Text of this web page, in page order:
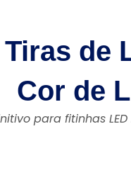
de
Cor de
para fitinhas